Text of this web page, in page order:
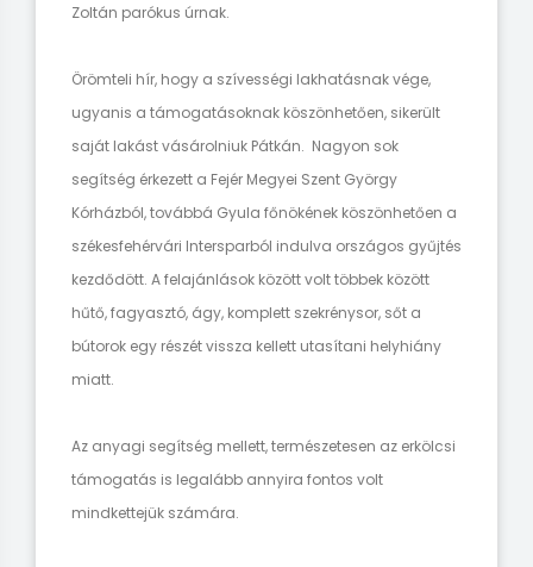
Zoltán parókus úrnak.
Örömteli hír, hogy a szívességi lakhatásnak vége,
ugyanis a támogatásoknak köszönhetően, sikerült
saját lakást vásárolniuk Pátkán. Nagyon sok
segítség érkezett a Fejér Megyei Szent György
Kórházból, továbbá Gyula főnökének köszönhetően a
székesfehérvári Intersparból indulva országos gyűjtés
kezdődött. A felajánlások között volt többek között
hűtő, fagyasztó, ágy, komplett szekrénysor, sőt a
bútorok egy részét vissza kellett utasítani helyhiány
miatt.
Az anyagi segítség mellett, természetesen az erkölcsi
támogatás is legalább annyira fontos volt
mindkettejük számára.